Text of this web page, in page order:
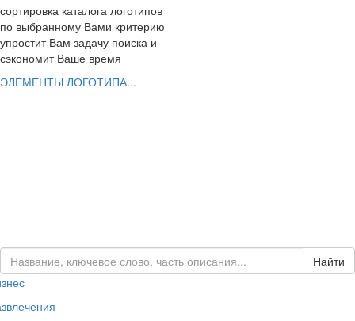
сортировка каталога логотипов
по выбранному Вами критерию
упростит Вам задачу поиска и
сэкономит Ваше время
ЭЛЕМЕНТЫ ЛОГОТИПА...